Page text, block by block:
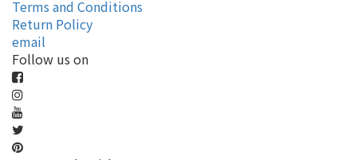
Terms and Conditions
Return Policy
email
Follow us on